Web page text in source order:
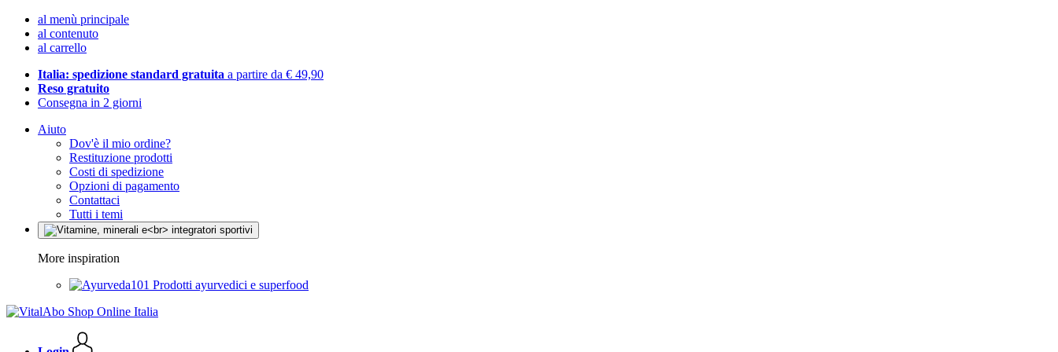
al menù principale
al contenuto
al carrello
Italia: spedizione standard gratuita a partire da € 49,90
Reso gratuito
Consegna in 2 giorni
Aiuto
Dov'è il mio ordine?
Restituzione prodotti
Costi di spedizione
Opzioni di pagamento
Contattaci
Tutti i temi
More inspiration
Prodotti ayurvedici e superfood